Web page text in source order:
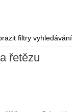
filtry vyhledávání
řetězu